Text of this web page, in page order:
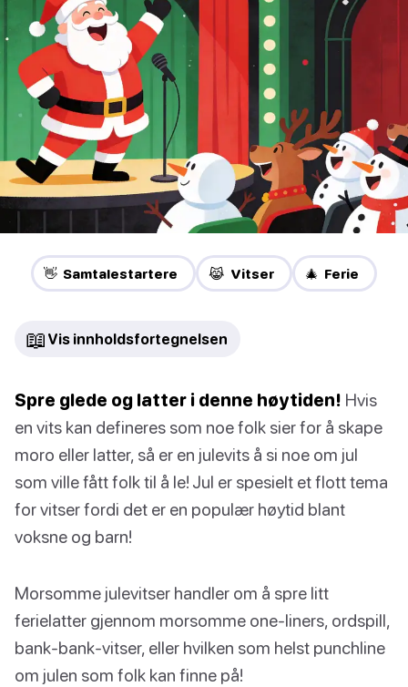
👋 Samtalestartere 😹 Vitser 🎄 Ferie
📖 Vis innholdsfortegnelsen
Spre glede og latter i denne høytiden! Hvis
en vits kan defineres som noe folk sier for å skape
moro eller latter, så er en julevits å si noe om jul
som ville fått folk til å le! Jul er spesielt et flott tema
for vitser fordi det er en populær høytid blant
voksne og barn!
Morsomme julevitser handler om å spre litt
ferielatter gjennom morsomme one-liners, ordspill,
bank-bank-vitser, eller hvilken som helst punchline
om julen som folk kan finne på!